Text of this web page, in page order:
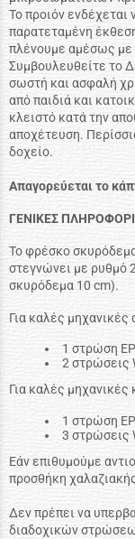
Το προιόν
παρατεταμένη
πλένουμε αμέσως με
Συμβουλευθείτε το
σωστή και ασφαλή
από παιδιά και
κλειστό κατά την
αποχέτευση.
δοχείο.
Απαγορεύεται το
ΓΕΝΙΚΕΣ
Το φρέσκο
στεγνώνει με ρυθμό
σκυρόδεμα 10 cm).
Για καλές μηχανικές
1 στρώση
2 στρώσεις
Για καλές μηχανικές
1 στρώση
3 στρώσεις
Εάν επιθυμούμε
προσθήκη
Δεν πρέπει να
διαδοχικών